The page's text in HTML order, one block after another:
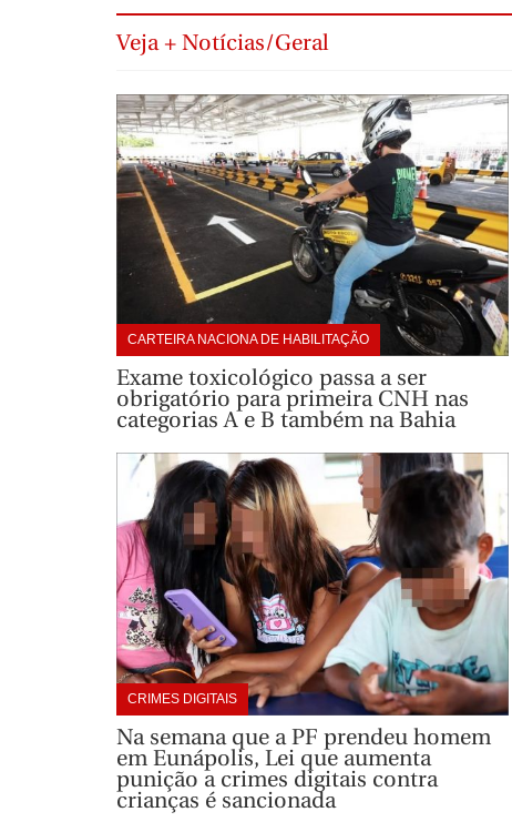
Veja + Notícias/Geral
CARTEIRA NACIONA DE HABILITAÇÃO
Exame toxicológico passa a ser
obrigatório para primeira CNH nas
categorias A e B também na Bahia
CRIMES DIGITAIS
Na semana que a PF prendeu homem
em Eunápolis, Lei que aumenta
punição a crimes digitais contra
crianças é sancionada